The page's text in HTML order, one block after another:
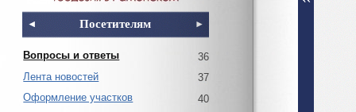
Посетителям
Вопросы и ответы
36
Лента новостей
37
Оформление участков
40